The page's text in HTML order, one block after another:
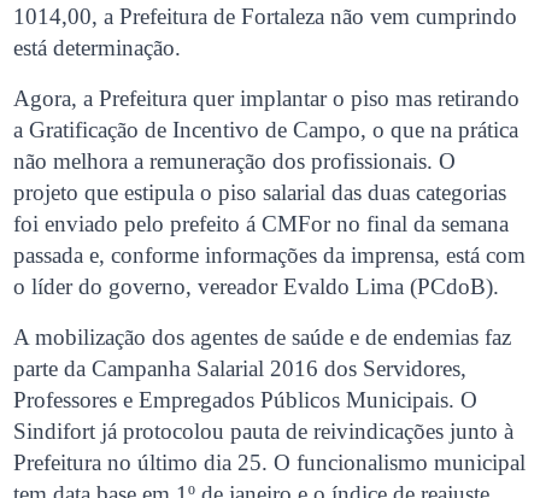
1014,00, a Prefeitura de Fortaleza não vem cumprindo
está determinação.
Agora, a Prefeitura quer implantar o piso mas retirando
a Gratificação de Incentivo de Campo, o que na prática
não melhora a remuneração dos profissionais. O
projeto que estipula o piso salarial das duas categorias
foi enviado pelo prefeito á CMFor no final da semana
passada e, conforme informações da imprensa, está com
o líder do governo, vereador Evaldo Lima (PCdoB).
A mobilização dos agentes de saúde e de endemias faz
parte da Campanha Salarial 2016 dos Servidores,
Professores e Empregados Públicos Municipais. O
Sindifort já protocolou pauta de reivindicações junto à
Prefeitura no último dia 25. O funcionalismo municipal